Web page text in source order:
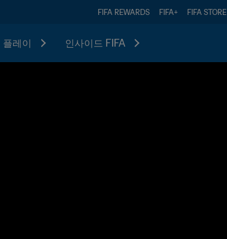
FIFA REWARDS FIFA+ FIFA STORE
플레이 인사이드 FIFA